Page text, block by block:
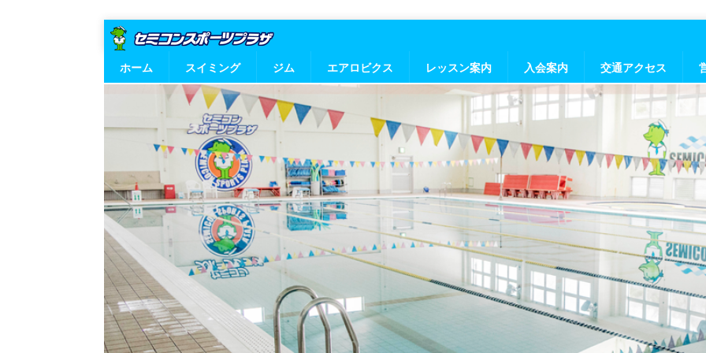
ホーム スイミング ジム エアロビクス レッスン案内 入会案内 交通アクセス